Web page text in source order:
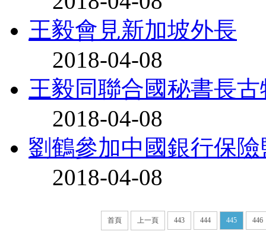
王毅會見新加坡外長
2018-04-08
王毅同聯合國秘書長
2018-04-08
劉鶴參加中國銀行保
2018-04-08
首頁 上一頁 443 444 445 446